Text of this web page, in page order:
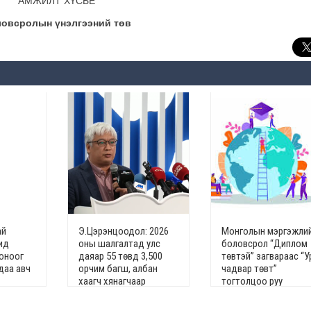
үнэлгээний төв
авч
Э.Цэрэнцоодол: 2026
оны шалгалтад улс
даяар 55 төвд 3,500
орчим багш, албан
хаагч хянагчаар
Монголын
боловсрол “Диплом
төвтэй” загвараас
чадвар төвт”
тогтолцоо руу